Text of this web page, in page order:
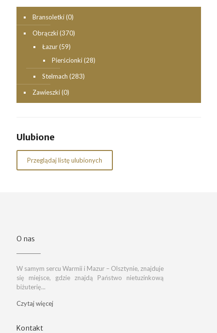
Bransoletki (0)
Obrączki (370)
Łazur (59)
Pierścionki (28)
Stelmach (283)
Zawieszki (0)
Ulubione
Przeglądaj listę ulubionych
O nas
W samym sercu Warmii i Mazur – Olsztynie, znajduje
się miejsce, gdzie znajdą Państwo nietuzinkową
biżuterię...
Czytaj więcej
Kontakt